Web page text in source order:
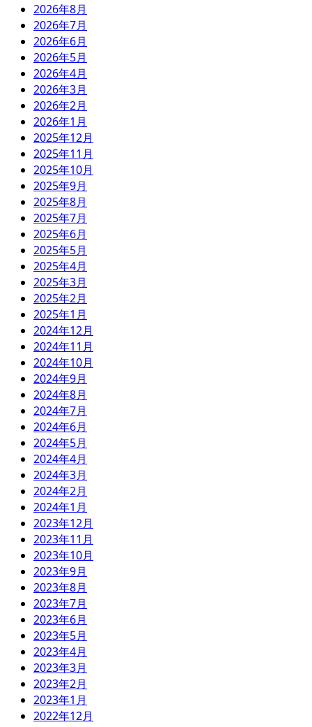
2026年8月
2026年7月
2026年6月
2026年5月
2026年4月
2026年3月
2026年2月
2026年1月
2025年12月
2025年11月
2025年10月
2025年9月
2025年8月
2025年7月
2025年6月
2025年5月
2025年4月
2025年3月
2025年2月
2025年1月
2024年12月
2024年11月
2024年10月
2024年9月
2024年8月
2024年7月
2024年6月
2024年5月
2024年4月
2024年3月
2024年2月
2024年1月
2023年12月
2023年11月
2023年10月
2023年9月
2023年8月
2023年7月
2023年6月
2023年5月
2023年4月
2023年3月
2023年2月
2023年1月
2022年12月